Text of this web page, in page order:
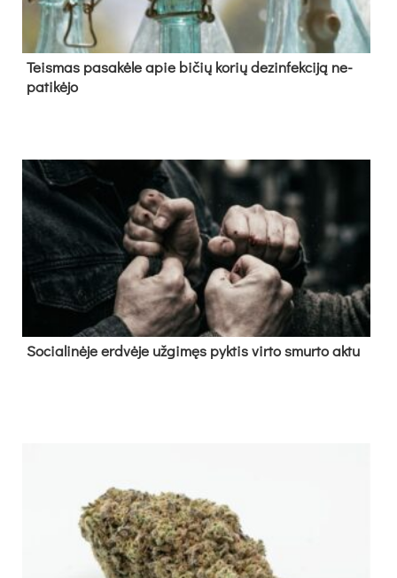
Teis­mas pa­sa­kė­le apie bi­čių ko­rių de­zin­fek­ci­ją ne­
pa­ti­kė­jo
So­cia­li­nė­je erd­vė­je už­gi­męs pyk­tis vir­to smur­to ak­tu